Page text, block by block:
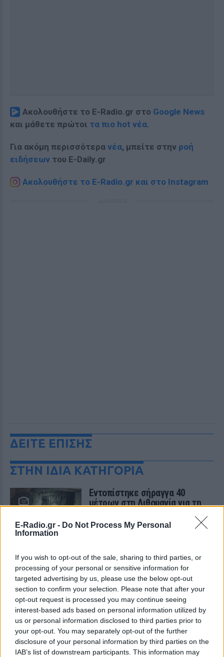
E-Radio.gr - Do Not Process My Personal
Information
If you wish to opt-out of the sale, sharing to third parties, or
processing of your personal or sensitive information for
targeted advertising by us, please use the below opt-out
section to confirm your selection. Please note that after your
opt-out request is processed you may continue seeing
interest-based ads based on personal information utilized by
us or personal information disclosed to third parties prior to
your opt-out. You may separately opt-out of the further
disclosure of your personal information by third parties on the
IAB’s list of downstream participants. This information may
Ακολουθήστε το E-Radio.gr στο Google News
και μάθετε πρώτοι τα πιο hot νέα.
Για ακόμη περισσότερα νέα, μπείτε στην ροή
ειδήσεων του E-Daily.gr
Ακολουθήστε το E-Radio.gr και στο Instagram
ΔΕΙΤΕ ΕΠΙΣΗΣ
ΣΤΗΝ ΙΔΙΑ ΚΑΤΗΓΟΡΙΑ
Εντοπίστηκε σήραγγα 40
μέτρων στη Λιθουανία για τη
μεταναστών από τη
Λευκορωσία
Λιθουανοί συνοριοφύλακες δέχθηκαν
επίθεση σε μία περίπτωση από ομάδα
μεταναστών που αντιστέκονταν στη
σύλληψή τους, οι αξιωματικοί
αναγκάστηκαν να υποχωρήσουν και οι
παράνομοι μετανάστες διέφυγαν πίσω
Πύραυλος προσέκρουσε στη
Σελήνη: Τι κρύβει η «σιγή
ιχθύος» από NASA και SpaceX;